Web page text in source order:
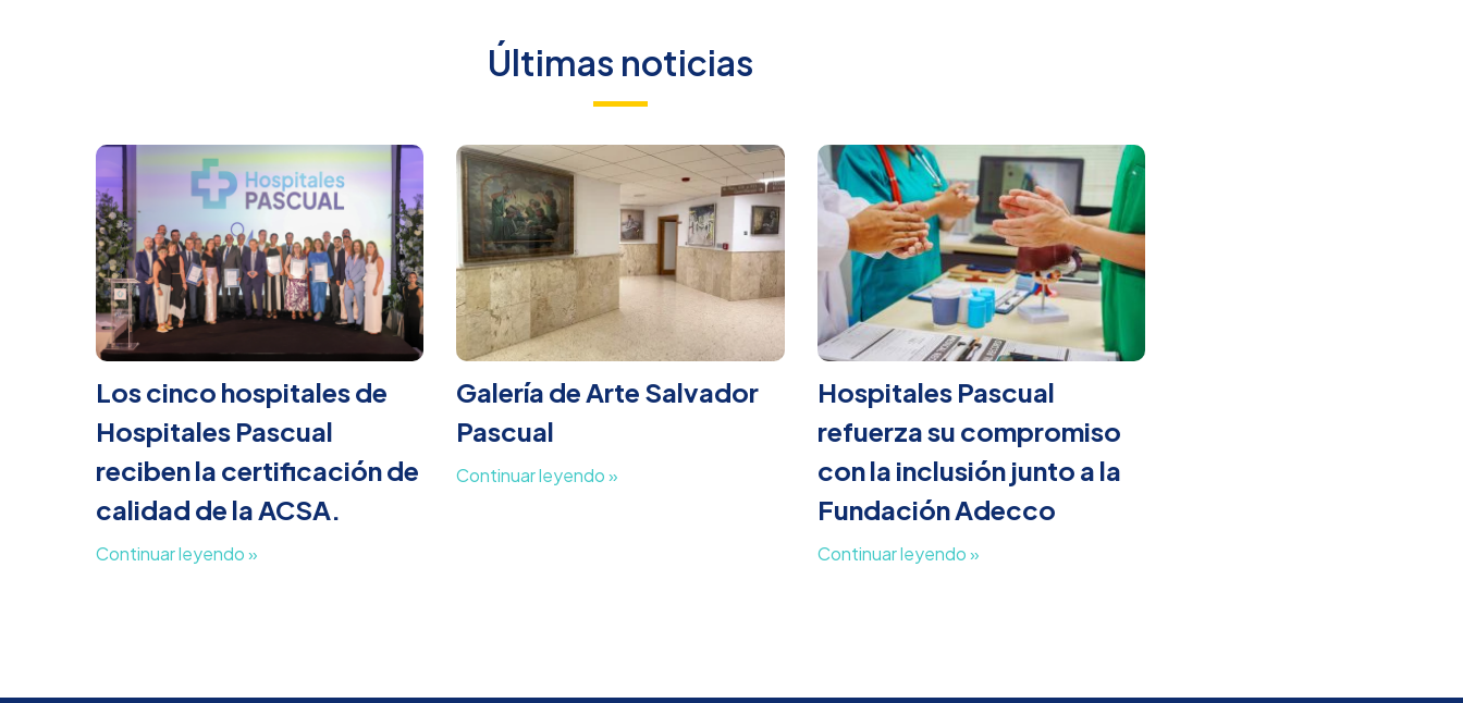
Últimas noticias
Los cinco hospitales de
Hospitales Pascual
reciben la certificación de
calidad de la ACSA.
Continuar leyendo »
Galería de Arte Salvador
Pascual
Continuar leyendo »
Hospitales Pascual
refuerza su compromiso
con la inclusión junto a la
Fundación Adecco
Continuar leyendo »